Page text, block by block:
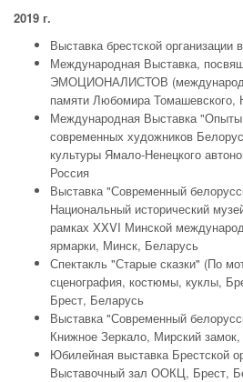
2019 г.
Выставка брестской организации
Международная Выставка,
ЭМОЦИОНАЛИСТОВ
памяти Любомира
Международная Выставка
современных художников
культуры Ямало-Ненецкого
Россия
Выставка "Современный
Национальный исторический
рамках XXVI Минской
ярмарки, Минск, Беларусь
Спектакль "Старые сказки" (По
сценография, костюмы, куклы,
Брест, Беларусь
Выставка "Современный
Книжное Зеркало, Мирский
Юбилейная выставка Брестской
Выставочный зал ООКЦ, Брест,